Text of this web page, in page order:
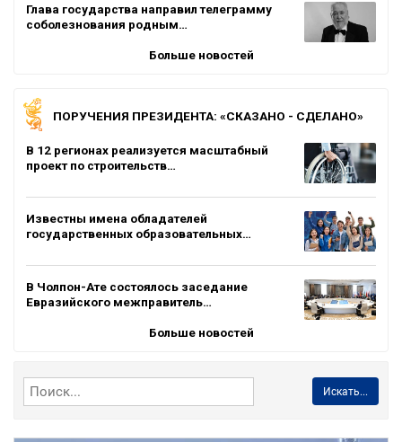
Глава государства направил телеграмму
соболезнования родным…
Больше новостей
ПОРУЧЕНИЯ ПРЕЗИДЕНТА: «СКАЗАНО - СДЕЛАНО»
В 12 регионах реализуется масштабный
проект по строительств…
Известны имена обладателей
государственных образовательных…
В Чолпон-Ате состоялось заседание
Евразийского межправитель…
Больше новостей
Искать...